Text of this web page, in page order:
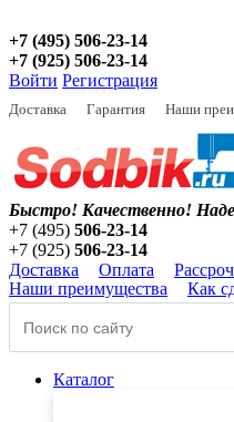
+7 (495) 506-23-14
+7 (925) 506-23-14
Войти Регистрация
Доставка Гарантия Наши
Быстро! Качественно!
+7 (495) 506-23-14
+7 (925) 506-23-14
Доставка
Оплата
Наши преимущества
Как
Каталог